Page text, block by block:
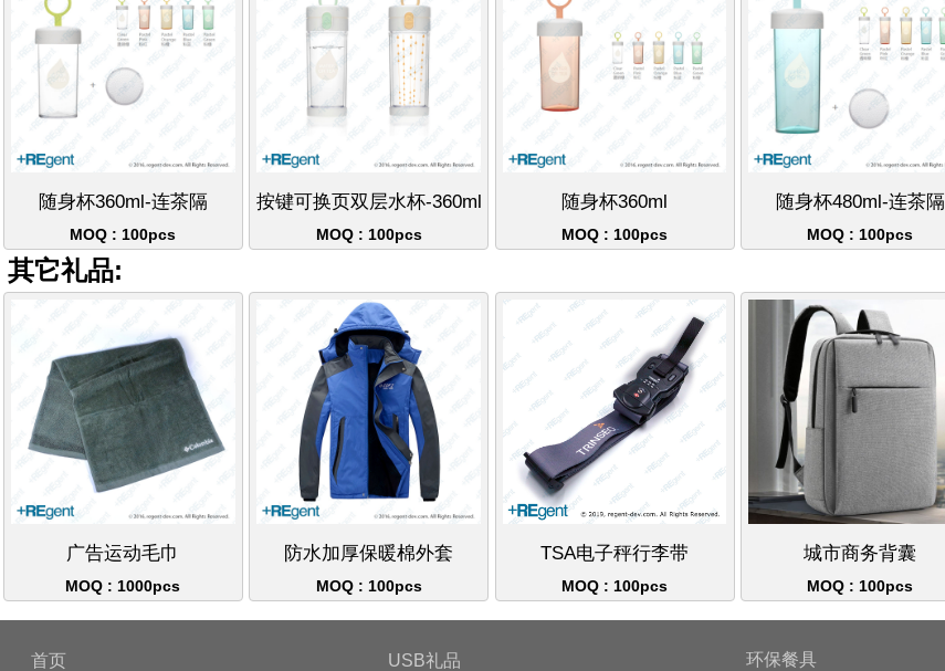
随身杯360ml-连茶隔
MOQ : 100pcs
按键可换页双层水杯-360ml
MOQ : 100pcs
随身杯360ml
MOQ : 100pcs
随身杯480ml-连茶隔
MOQ : 100pcs
其它礼品:
广告运动毛巾
MOQ : 1000pcs
防水加厚保暖棉外套
MOQ : 100pcs
TSA电子秤行李带
MOQ : 100pcs
城市商务背囊
MOQ : 100pcs
首页
USB礼品
环保餐具